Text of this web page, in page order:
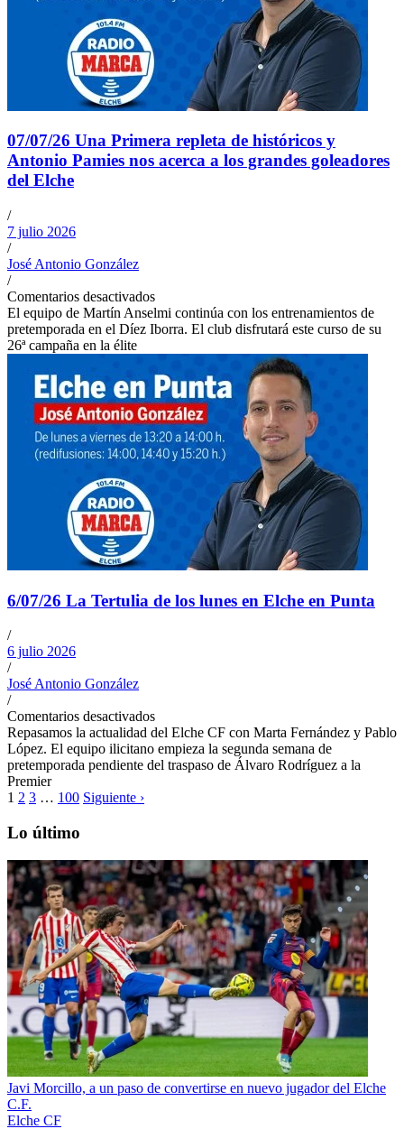
07/07/26 Una Primera repleta de históricos y
Antonio Pamies nos acerca a los grandes goleadores
del Elche
/
7 julio 2026
/
José Antonio González
/
Comentarios desactivados
El equipo de Martín Anselmi continúa con los entrenamientos de
pretemporada en el Díez Iborra. El club disfrutará este curso de su
26ª campaña en la élite
6/07/26 La Tertulia de los lunes en Elche en Punta
/
6 julio 2026
/
José Antonio González
/
Comentarios desactivados
Repasamos la actualidad del Elche CF con Marta Fernández y Pablo
López. El equipo ilicitano empieza la segunda semana de
pretemporada pendiente del traspaso de Álvaro Rodríguez a la
Premier
1 2 3 … 100 Siguiente ›
Lo último
Javi Morcillo, a un paso de convertirse en nuevo jugador del Elche
C.F.
Elche CF